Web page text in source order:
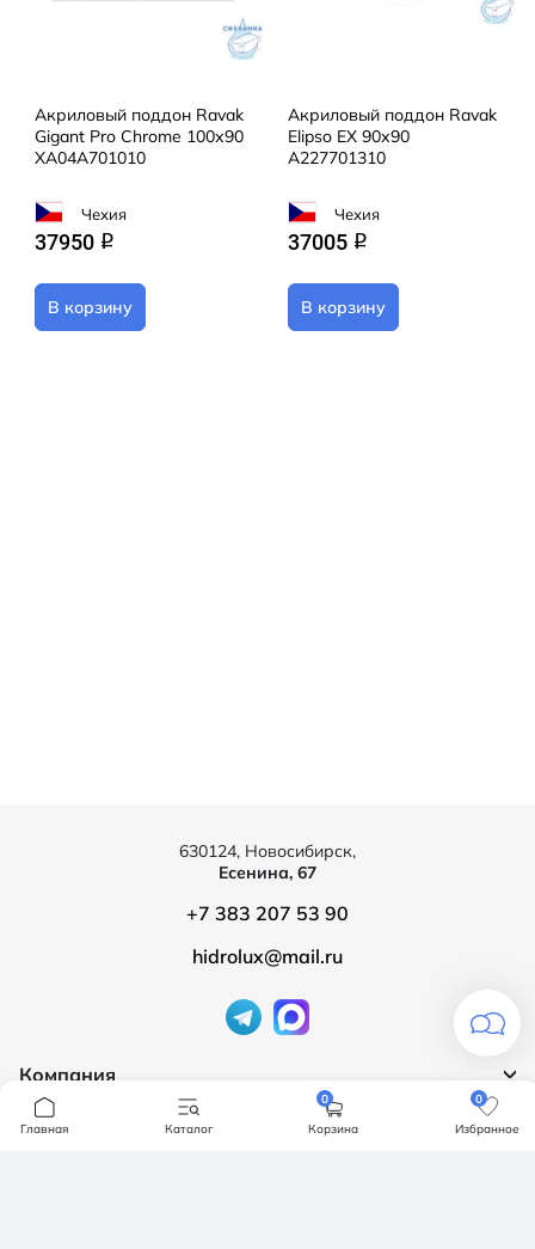
Акриловый поддон Ravak
Gigant Pro Chrome 100х90
XA04A701010
Чехия
37950 q
В корзину
Акриловый поддон Ravak
Elipso EX 90х90
A227701310
Чехия
37005 q
В корзину
Компания
О компании
Продукция
630124, Новосибирск,
Есенина, 67
+7 383 207 53 90
hidrolux@mail.ru
Главная Каталог
0
Корзина
0
Избранное